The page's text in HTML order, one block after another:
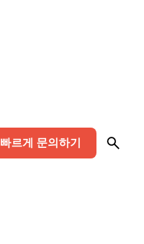
빠르게 문의하기